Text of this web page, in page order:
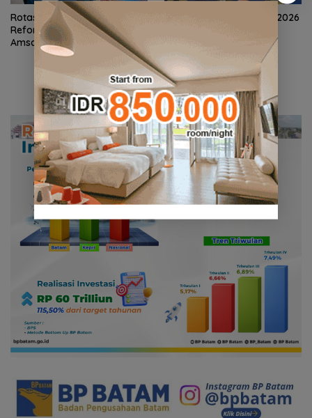
Rotasi 311 ASN Jadi Awal
Reformasi Birokrasi Batam,
Amsakar Tekankan Integritas
dan Kinerja
ASITA Kepri Travel Mart 2026
Lintas Destinasi di Kepri